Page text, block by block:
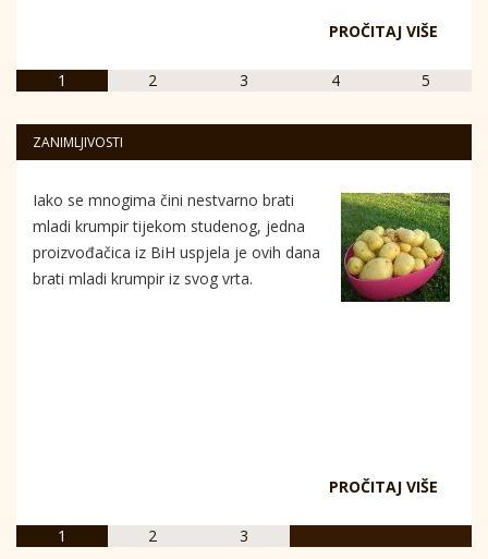
PROČITAJ VIŠE
1 2 3 4 5
ZANIMLJIVOSTI
Iako se mnogima čini nestvarno brati
mladi krumpir tijekom studenog, jedna
proizvođačica iz BiH uspjela je ovih dana
brati mladi krumpir iz svog vrta.
PROČITAJ VIŠE
1 2 3